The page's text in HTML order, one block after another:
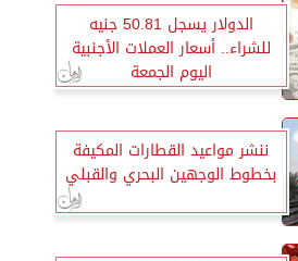
الدولار يسجل 50.81 جنيه
للشراء.. أسعار العملات الأجنبية
اليوم الجمعة
ننشر مواعيد القطارات المكيفة
بخطوط الوجهين البحري والقبلي